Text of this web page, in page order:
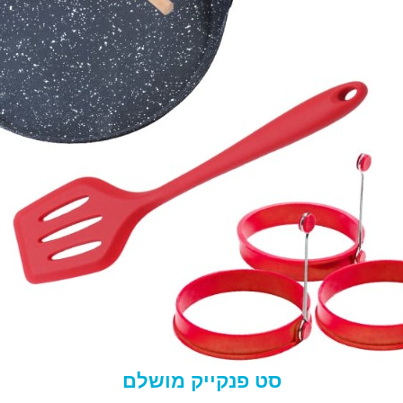
סט פנקייק מושלם